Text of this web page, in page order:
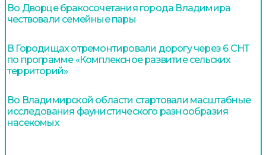
Во Дворце бракосочетания города Владимира
чествовали семейные пары
В Городищах отремонтировали дорогу через 6 СНТ
по программе «Комплексное развитие сельских
территорий»
Во Владимирской области стартовали масштабные
исследования фаунистического разнообразия
насекомых